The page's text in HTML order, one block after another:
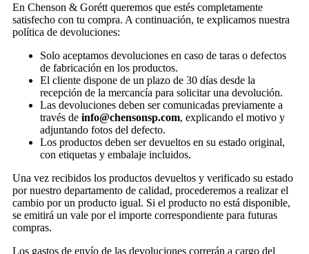
En Chenson & Gorétt queremos que estés completamente
satisfecho con tu compra. A continuación, te explicamos nuestra
política de devoluciones:
Solo aceptamos devoluciones en caso de taras o defectos
de fabricación en los productos.
El cliente dispone de un plazo de 30 días desde la
recepción de la mercancía para solicitar una devolución.
Las devoluciones deben ser comunicadas previamente a
través de info@chensonsp.com, explicando el motivo y
adjuntando fotos del defecto.
Los productos deben ser devueltos en su estado original,
con etiquetas y embalaje incluidos.
Una vez recibidos los productos devueltos y verificado su estado
por nuestro departamento de calidad, procederemos a realizar el
cambio por un producto igual. Si el producto no está disponible,
se emitirá un vale por el importe correspondiente para futuras
compras.
Los gastos de envío de las devoluciones correrán a cargo del